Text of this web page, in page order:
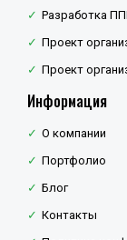
Разработка
Проект
Проект
Информация
О компании
Портфолио
Блог
Контакты